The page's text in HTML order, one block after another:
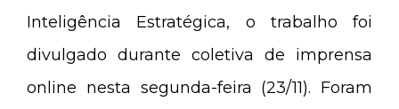
Inteligência Estratégica, o trabalho foi
divulgado durante coletiva de imprensa
online nesta segunda-feira (23/11). Foram